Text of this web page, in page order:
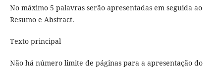
No máximo 5 palavras serão apresentadas em seguida ao
Resumo e Abstract.
Texto principal
Não há número limite de páginas para a apresentação do